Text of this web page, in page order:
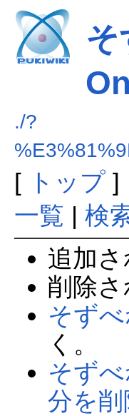
./?
[ トップ]
一覧 | 検
追加
削除
そず
く。
そず
分を削